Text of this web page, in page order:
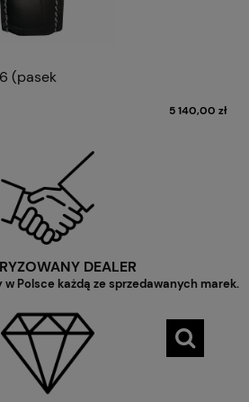
(pasek
5 140,00 zł
DEALER
Polsce każdą ze sprzedawanych marek.